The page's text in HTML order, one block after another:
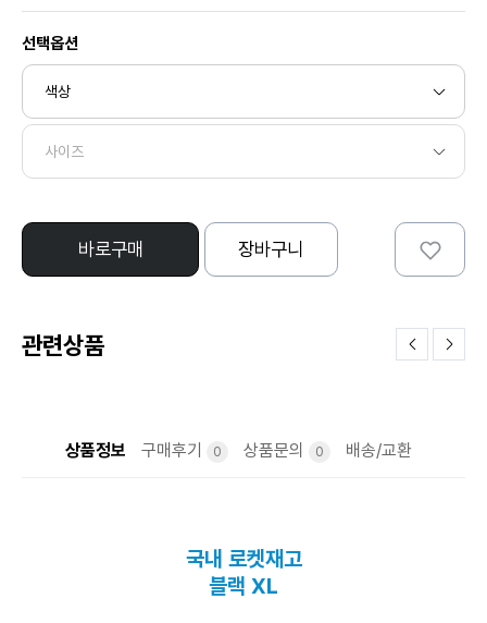
선택옵션
바로구매 장바구니
관련상품
상품정보 구매후기 0 상품문의 0 배송/교환
국내 로켓재고
블랙 XL